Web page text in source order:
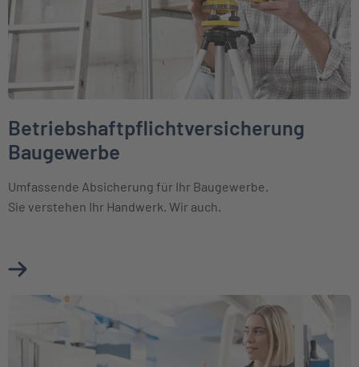
Betriebshaftpflichtversicherung
Baugewerbe
Umfassende Absicherung für Ihr Baugewerbe.
Sie verstehen Ihr Handwerk. Wir auch.
Mehr über Betriebshaftpflichtversicherung Baugewerbe
Weiter zu Betriebsgebäudeversicherung